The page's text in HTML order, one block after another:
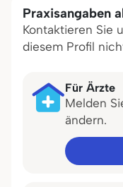
Praxisangaben
Kontaktieren Sie
diesem Profil
Für Ärzte
Melden
ändern.